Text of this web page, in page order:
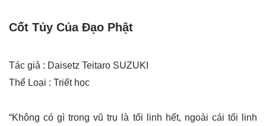
Cốt Tủy Của Đạo Phật
Tác giả : Daisetz Teitaro SUZUKI
Thể Loại : Triết học
“Không có gì trong vũ trụ là tối linh hết, ngoài cái tối linh